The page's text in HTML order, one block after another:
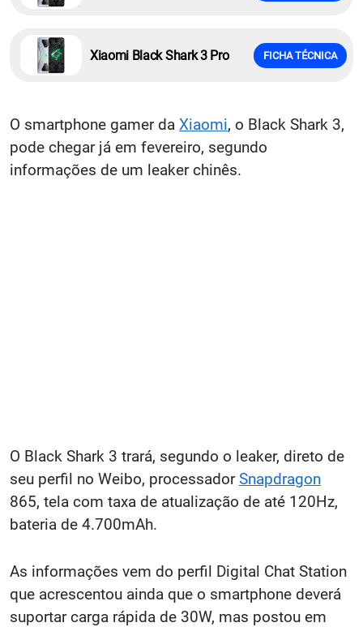
Xiaomi Black Shark 3 Pro FICHA TÉCNICA
O smartphone gamer da Xiaomi, o Black Shark 3,
pode chegar já em fevereiro, segundo
informações de um leaker chinês.
O Black Shark 3 trará, segundo o leaker, direto de
seu perfil no Weibo, processadorSnapdragon
865, tela com taxa de atualização de até 120Hz,
bateria de 4.700mAh.
As informações vem do perfil Digital Chat Station
que acrescentou ainda que o smartphone deverá
suportar carga rápida de 30W, mas postou em